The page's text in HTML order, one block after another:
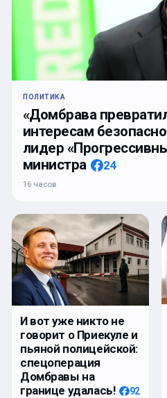
ПОЛИТИКА
«Домбрава
интересам
лидер
министра
24
16 часов
И вот уже никто не
говорит о Приекуле и
пьяной полицейской:
спецоперация
Домбравы на
границе удалась!
92